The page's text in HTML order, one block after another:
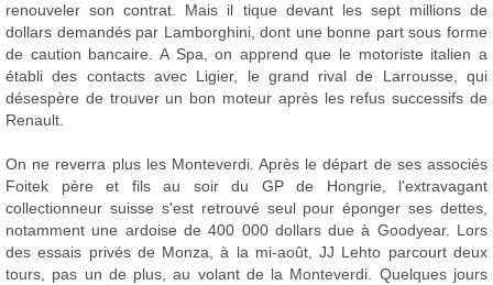
renouveler son contrat. Mais il tique devant les sept millions de
dollars demandés par Lamborghini, dont une bonne part sous forme
de caution bancaire. A Spa, on apprend que le motoriste italien a
établi des contacts avec Ligier, le grand rival de Larrousse, qui
désespère de trouver un bon moteur après les refus successifs de
Renault.
On ne reverra plus les Monteverdi. Après le départ de ses associés
Foitek père et fils au soir du GP de Hongrie, l'extravagant
collectionneur suisse s'est retrouvé seul pour éponger ses dettes,
notamment une ardoise de 400 000 dollars due à Goodyear. Lors
des essais privés de Monza, à la mi-août, JJ Lehto parcourt deux
tours, pas un de plus, au volant de la Monteverdi. Quelques jours